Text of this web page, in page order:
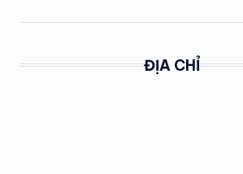
ĐỊA CHỈ